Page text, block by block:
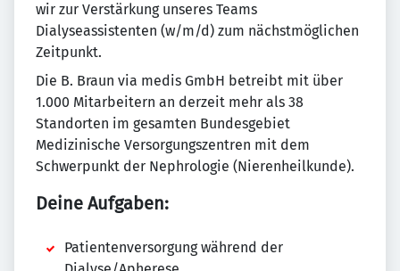
wir zur Verstärkung unseres Teams
Dialyseassistenten (w/m/d) zum nächstmöglichen
Zeitpunkt.
Die B. Braun via medis GmbH betreibt mit über
1.000 Mitarbeitern an derzeit mehr als 38
Standorten im gesamten Bundesgebiet
Medizinische Versorgungszentren mit dem
Schwerpunkt der Nephrologie (Nierenheilkunde).
Deine Aufgaben:
Patientenversorgung während der